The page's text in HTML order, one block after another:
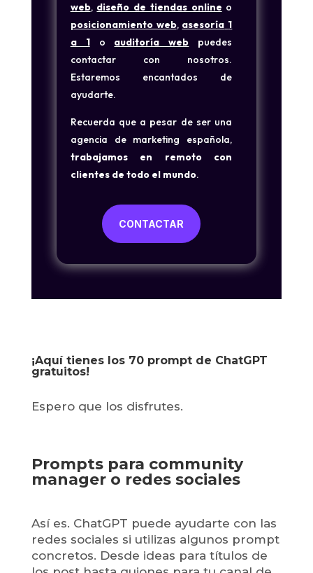
web, diseño de tiendas online o
posicionamiento web, asesoría 1
a 1o auditoría web puedes
contactar con nosotros.
Estaremos encantados de
ayudarte.
Recuerda que a pesar de ser una
agencia de marketing española,
trabajamos en remoto con
clientes de todo el mundo.
CONTACTAR
¡Aquí tienes los 70 prompt de ChatGPT
gratuitos!
Espero que los disfrutes.
Prompts para community
manager o redes sociales
Así es. ChatGPT puede ayudarte con las
redes sociales si utilizas algunos prompt
concretos. Desde ideas para títulos de